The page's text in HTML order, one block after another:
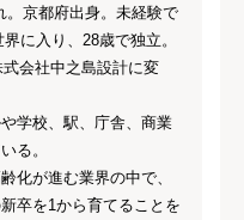
。京都府出身。未経験で
に入り、28歳で独立。
会社中之島設計に変
学校、駅、庁舎、商業
る。
化が進む業界の中で、
卒を1から育てることを